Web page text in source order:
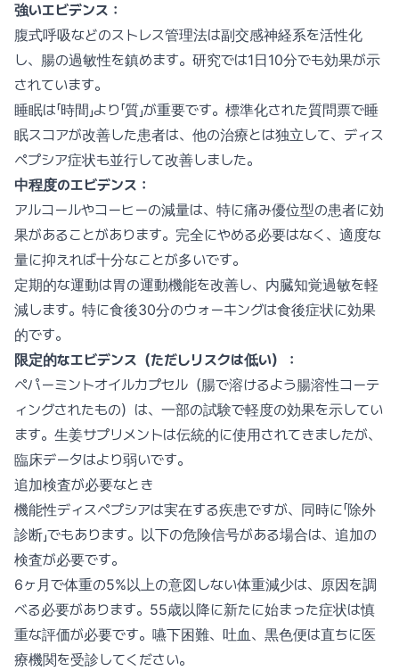
強いエビデンス：
腹式呼吸などのストレス管理法は副交感神経系を活性化
し、腸の過敏性を鎮めます。研究では1日10分でも効果が示
されています。
睡眠は「時間」より「質」が重要です。標準化された質問票で睡
眠スコアが改善した患者は、他の治療とは独立して、ディス
ペプシア症状も並行して改善しました。
中程度のエビデンス：
アルコールやコーヒーの減量は、特に痛み優位型の患者に効
果があることがあります。完全にやめる必要はなく、適度な
量に抑えれば十分なことが多いです。
定期的な運動は胃の運動機能を改善し、内臓知覚過敏を軽
減します。特に食後30分のウォーキングは食後症状に効果
的です。
限定的なエビデンス（ただしリスクは低い）：
ペパーミントオイルカプセル（腸で溶けるよう腸溶性コーテ
ィングされたもの）は、一部の試験で軽度の効果を示してい
ます。生姜サプリメントは伝統的に使用されてきましたが、
臨床データはより弱いです。
追加検査が必要なとき
機能性ディスペプシアは実在する疾患ですが、同時に「除外
診断」でもあります。以下の危険信号がある場合は、追加の
検査が必要です。
6ヶ月で体重の5%以上の意図しない体重減少は、原因を調
べる必要があります。55歳以降に新たに始まった症状は慎
重な評価が必要です。嚥下困難、吐血、黒色便は直ちに医
療機関を受診してください。